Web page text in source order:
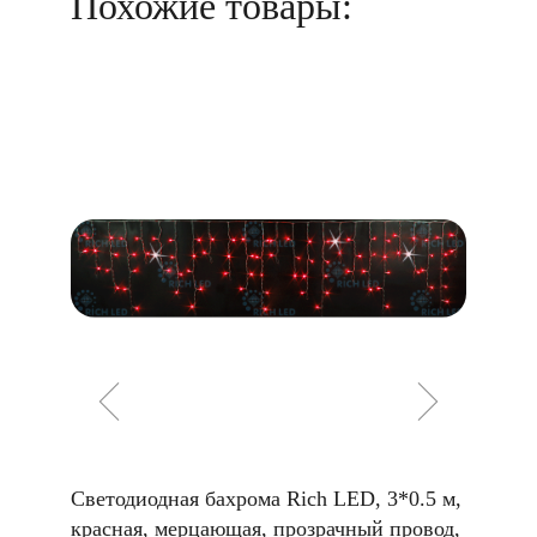
Светодиодная бахрома Rich LED, 3*0.5 м,
красная, мерцающая, прозрачный провод,